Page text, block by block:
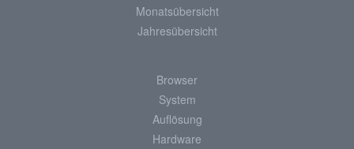
Monatsübersicht
Jahresübersicht
Browser
System
Auflösung
Hardware